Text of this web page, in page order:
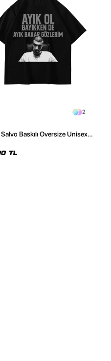
2
Baskılı Oversize Unisex
TL